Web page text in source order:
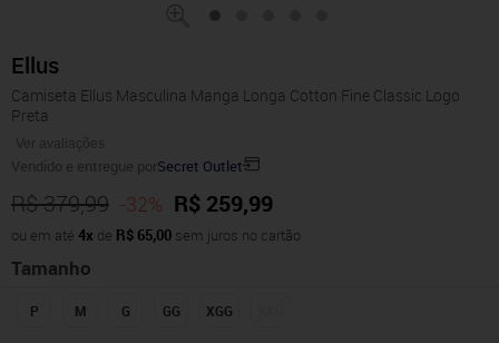
Ellus
Camiseta Ellus Masculina Manga Longa Cotton Fine Classic Logo
Preta
Ver avaliações
Vendido e entregue porSecret Outlet
R$ 379,99 -32% R$ 259,99
ou em até 4x de R$ 65,00 sem juros no cartão
Tamanho
P M G GG XGG